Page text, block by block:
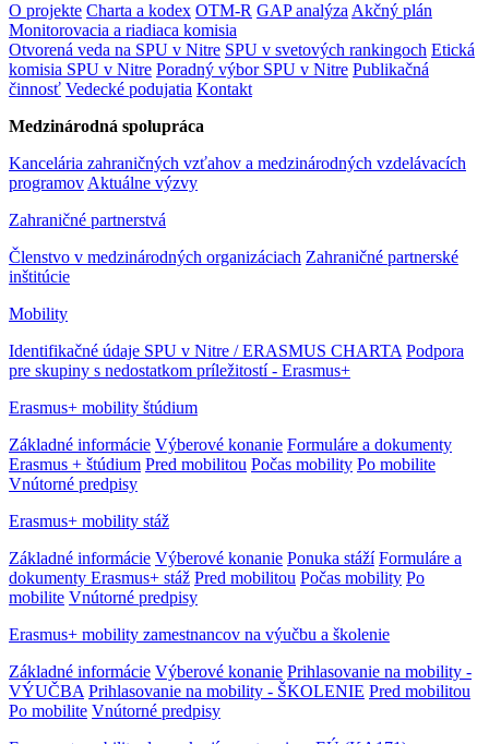
O projekte Charta a kodex OTM-R GAP analýzaAkčný plán
Monitorovacia a riadiaca komisia
Otvorená veda na SPU v Nitre SPU v svetových rankingoch Etická
komisia SPU v Nitre Poradný výbor SPU v Nitre Publikačná
činnosť Vedecké podujatia Kontakt
Medzinárodná spolupráca
Kancelária zahraničných vzťahov a medzinárodných vzdelávacích
programovAktuálne výzvy
Zahraničné partnerstvá
Členstvo v medzinárodných organizáciach Zahraničné partnerské
inštitúcie
Mobility
Identifikačné údaje SPU v Nitre / ERASMUS CHARTA Podpora
pre skupiny s nedostatkom príležitostí - Erasmus+
Erasmus+ mobility štúdium
Základné informácie Výberové konanie Formuláre a dokumenty
Erasmus + štúdium Pred mobilitou Počas mobility Po mobilite
Vnútorné predpisy
Erasmus+ mobility stáž
Základné informácie Výberové konanie Ponuka stáží Formuláre a
dokumenty Erasmus+ stáž Pred mobilitou Počas mobility Po
mobilite Vnútorné predpisy
Erasmus+ mobility zamestnancov na výučbu a školenie
Základné informácie Výberové konanie Prihlasovanie na mobility -
VÝUČBA Prihlasovanie na mobility - ŠKOLENIE Pred mobilitou
Po mobilite Vnútorné predpisy